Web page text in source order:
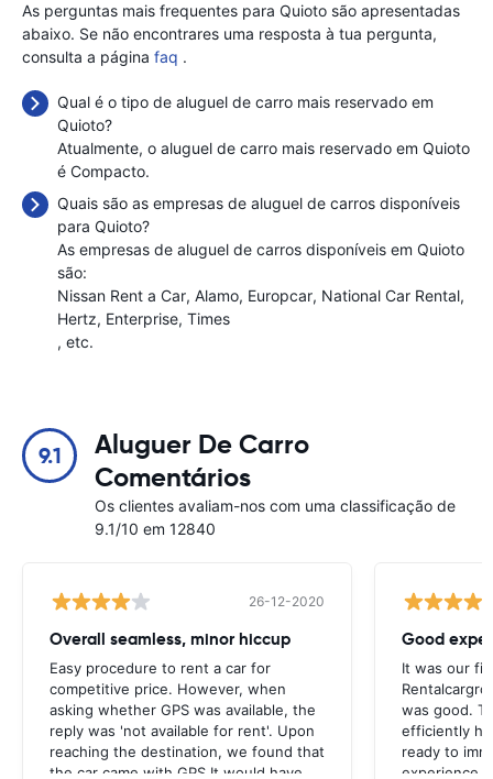
As perguntas mais frequentes para Quioto são apresentadas
abaixo. Se não encontrares uma resposta à tua pergunta,
consulta a página faq .
Qual é o tipo de aluguel de carro mais reservado em
Quioto?
Atualmente, o aluguel de carro mais reservado em Quioto
é Compacto.
Quais são as empresas de aluguel de carros disponíveis
para Quioto?
As empresas de aluguel de carros disponíveis em Quioto
são:
Nissan Rent a Car Alamo Europcar National Car Rental
Hertz Enterprise Times
, etc.
9.1
Aluguer De Carro
Comentários
Os clientes avaliam-nos com uma classificação de
9.1/10 em 12840
26-12-2020
Overall seamless, minor hiccup
Easy procedure to rent a car for
competitive price. However, when
asking whether GPS was available, the
reply was 'not available for rent'. Upon
reaching the destination, we found that
the car came with GPS.It would have
Good
It was our
was good.
efficiently
ready to
experience